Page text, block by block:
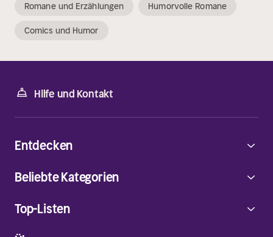
Romane und Erzählungen Humorvolle Romane
Comics und Humor
Hilfe und Kontakt
Entdecken
Beliebte Kategorien
Top-Listen